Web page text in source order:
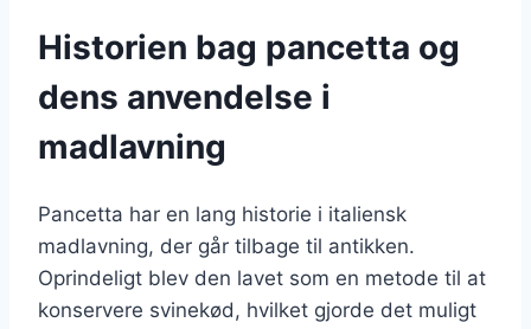
Historien bag pancetta og
dens anvendelse i
madlavning
Pancetta har en lang historie i italiensk
madlavning, der går tilbage til antikken.
Oprindeligt blev den lavet som en metode til at
konservere svinekød, hvilket gjorde det muligt